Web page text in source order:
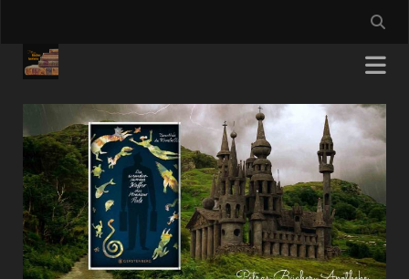
Petras
Bücher-
Apotheke
Beiträge